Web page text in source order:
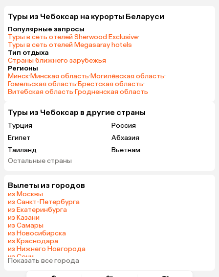
Туры из Чебоксар на курорты Беларуси
Популярные запросы
Туры в сеть отелей Sherwood Exclusive·
Туры в сеть отелей Megasaray hotels
Тип отдыха
Страны ближнего зарубежья
Регионы
Минск·Минская область·Могилёвская область·
Гомельская область·Брестская область·
Витебская область·Гродненская область
Туры из Чебоксар в другие страны
Турция
Россия
Египет
Абхазия
Таиланд
Вьетнам
ОАЭ
Шри-Ланка
Азербайджан
Индия
Катар
Гонконг
Куба
Венгрия
Остальные страны
Вылеты из городов
из Москвы
из Санкт-Петербурга
из Екатеринбурга
из Казани
из Самары
из Новосибирска
из Краснодара
из Нижнего Новгорода
из Сочи
из Челябинска
Показать все города